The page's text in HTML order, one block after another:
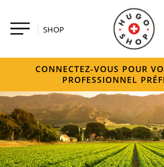
SHOP
CONNECTEZ-VOUS POUR
PROFESSIONNEL